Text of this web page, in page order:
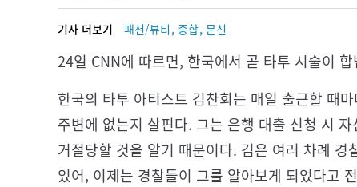
기사 더보기 패션/뷰티, 종합, 문신
24일 CNN에 따르면, 한국에서 곧 타투 시술이
한국의 타투 아티스트 김찬회는 매일 출근할 때
주변에 없는지 살핀다. 그는 은행 대출 신청 시
거절당할 것을 알기 때문이다. 김은 여러 차례
있어, 이제는 경찰들이 그를 알아보게 되었다고